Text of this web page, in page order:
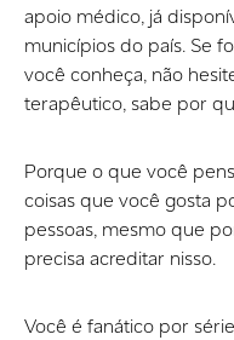
apoio médico, já
municípios do país. Se
você conheça, não
terapêutico, sabe por
Porque o que você
coisas que você gosta
pessoas, mesmo que
precisa acreditar nisso.
Você é fanático por